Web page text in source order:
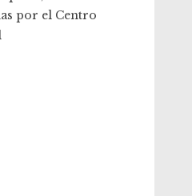
por el Centro